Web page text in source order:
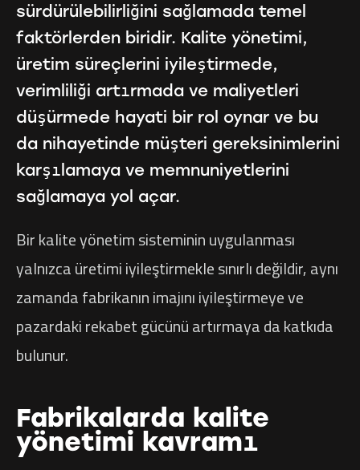
sürdürülebilirliğini sağlamada temel
faktörlerden biridir. Kalite yönetimi,
üretim süreçlerini iyileştirmede,
verimliliği artırmada ve maliyetleri
düşürmede hayati bir rol oynar ve bu
da nihayetinde müşteri gereksinimlerini
karşılamaya ve memnuniyetlerini
sağlamaya yol açar.
Bir kalite yönetim sisteminin uygulanması
yalnızca üretimi iyileştirmekle sınırlı değildir, aynı
zamanda fabrikanın imajını iyileştirmeye ve
pazardaki rekabet gücünü artırmaya da katkıda
bulunur.
Fabrikalarda kalite
yönetimi kavramı